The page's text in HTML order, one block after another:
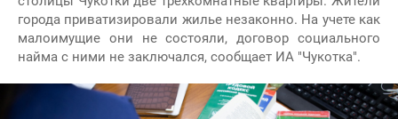
города приватизировали жилье незаконно. На учете как
малоимущие они не состояли, договор социального
найма с ними не заключался, сообщает ИА "Чукотка".